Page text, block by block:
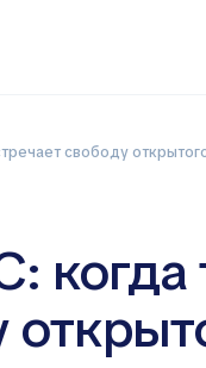
свободу
когда